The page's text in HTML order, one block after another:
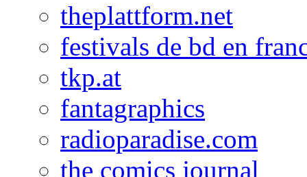
theplattform.net
festivals de bd en
tkp.at
fantagraphics
radioparadise.com
the comics journal